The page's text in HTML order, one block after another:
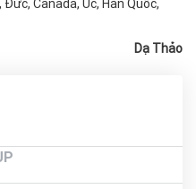
Canada, Úc, Hàn Quốc,
Dạ Thảo